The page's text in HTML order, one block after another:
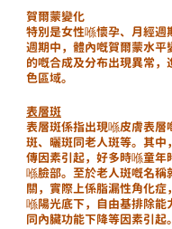
賀爾蒙變化
特別是女性喺懷孕、月經週
週期中，體內嘅賀爾蒙水平
的嘅合成及分布出現異常，
色區域。
表層斑
表層斑係指出現喺皮膚表層
斑、曬斑同老人斑等。其中
傳因素引起，好多時喺童年
喺臉部。至於老人斑嘅名稱
關，實際上係脂漏性角化症
喺陽光底下，自由基排除能
同內臟功能下降等因素引起。